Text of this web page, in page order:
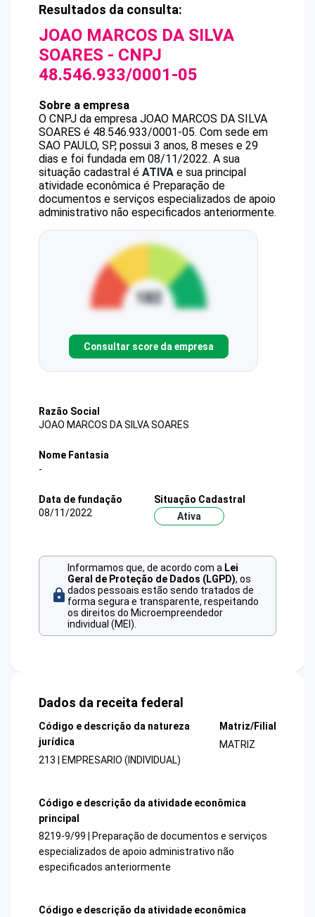
Resultados da consulta:
JOAO MARCOS DA SILVA
SOARES - CNPJ
48.546.933/0001-05
Sobre a empresa
O CNPJ da empresa JOAO MARCOS DA SILVA
SOARES é 48.546.933/0001-05. Com sede em
SAO PAULO, SP, possui 3 anos, 8 meses e 29
dias e foi fundada em 08/11/2022. A sua
situação cadastral é ATIVA e sua principal
atividade econômica é Preparação de
documentos e serviços especializados de apoio
administrativo não especificados anteriormente.
Consultar score da empresa
Razão Social
JOAO MARCOS DA SILVA SOARES
Nome Fantasia
-
Data de fundação
08/11/2022
Situação Cadastral
Ativa
Informamos que, de acordo com a Lei
Geral de Proteção de Dados (LGPD), os
dados pessoais estão sendo tratados de
forma segura e transparente, respeitando
os direitos do Microempreendedor
individual (MEI).
Dados da receita federal
Código e descrição da natureza
jurídica
213 | EMPRESARIO (INDIVIDUAL)
Matriz/Filial
MATRIZ
Código e descrição da atividade econômica
principal
8219-9/99 | Preparação de documentos e serviços
especializados de apoio administrativo não
especificados anteriormente
Código e descrição da atividade econômica